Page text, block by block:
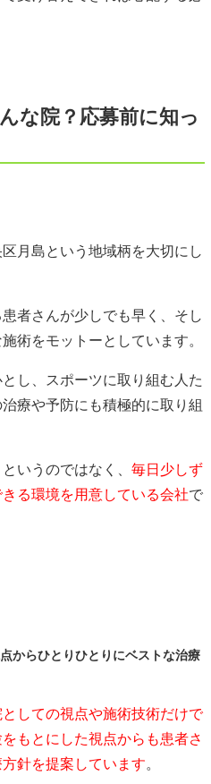
な院？応募前に知っ
月島という地域柄を大切にし
者さんが少しでも早く、そし
術をモットーとしています。
し、スポーツに取り組む人た
療や予防にも積極的に取り組
いうのではなく、 毎日少しず
る環境を用意している会社で
からひとりひとりにベストな治療
しての視点や施術技術だけで
もとにした視点からも患者さ
針を提案しています。